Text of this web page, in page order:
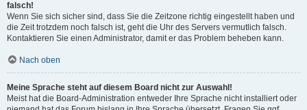
falsch!
Wenn Sie sich sicher sind, dass Sie die Zeitzone richtig eingestellt haben und
die Zeit trotzdem noch falsch ist, geht die Uhr des Servers vermutlich falsch.
Kontaktieren Sie einen Administrator, damit er das Problem beheben kann.
Nach oben
Meine Sprache steht auf diesem Board nicht zur Auswahl!
Meist hat die Board-Administration entweder Ihre Sprache nicht installiert oder